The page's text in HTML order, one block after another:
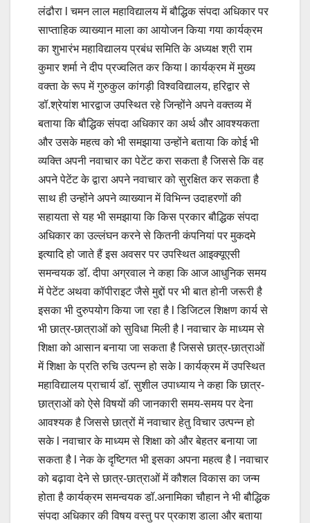
लंढौरा l चमन लाल महाविद्यालय में बौद्धिक संपदा अधिकार पर
साप्ताहिक व्याख्यान माला का आयोजन किया गया कार्यक्रम
का शुभारंभ महाविद्यालय प्रबंध समिति के अध्यक्ष श्री राम
कुमार शर्मा ने दीप प्रज्वलित कर किया l कार्यक्रम में मुख्य
वक्ता के रूप में गुरुकुल कांगड़ी विश्वविद्यालय, हरिद्वार से
डॉ.श्रेयांश भारद्वाज उपस्थित रहे जिन्होंने अपने वक्तव्य में
बताया कि बौद्धिक संपदा अधिकार का अर्थ और आवश्यकता
और उसके महत्व को भी समझाया उन्होंने बताया कि कोई भी
व्यक्ति अपनी नवाचार का पेटेंट करा सकता है जिससे कि वह
अपने पेटेंट के द्वारा अपने नवाचार को सुरक्षित कर सकता है
साथ ही उन्होंने अपने व्याख्यान में विभिन्न उदाहरणों की
सहायता से यह भी समझाया कि किस प्रकार बौद्धिक संपदा
अधिकार का उल्लंघन करने से कितनी कंपनियां पर मुकदमे
इत्यादि हो जाते हैं इस अवसर पर उपस्थित आइक्यूएसी
समन्वयक डॉ. दीपा अग्रवाल ने कहा कि आज आधुनिक समय
में पेटेंट अथवा कॉपीराइट जैसे मुद्दों पर भी बात होनी जरूरी है
इसका भी दुरुपयोग किया जा रहा है l डिजिटल शिक्षण कार्य से
भी छात्र-छात्राओं को सुविधा मिली है l नवाचार के माध्यम से
शिक्षा को आसान बनाया जा सकता है जिससे छात्र-छात्राओं
में शिक्षा के प्रति रुचि उत्पन्न हो सके l कार्यक्रम में उपस्थित
महाविद्यालय प्राचार्य डॉ. सुशील उपाध्याय ने कहा कि छात्र-
छात्राओं को ऐसे विषयों की जानकारी समय-समय पर देना
आवश्यक है जिससे छात्रों में नवाचार हेतु विचार उत्पन्न हो
सके l नवाचार के माध्यम से शिक्षा को और बेहतर बनाया जा
सकता है l नेक के दृष्टिगत भी इसका अपना महत्व है l नवाचार
को बढ़ावा देने से छात्र-छात्राओं में कौशल विकास का जन्म
होता है कार्यक्रम समन्वयक डॉ.अनामिका चौहान ने भी बौद्धिक
संपदा अधिकार की विषय वस्तु पर प्रकाश डाला और बताया